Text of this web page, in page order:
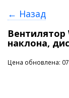
← Назад
Вентилятор
наклона,
Цена обновлена: